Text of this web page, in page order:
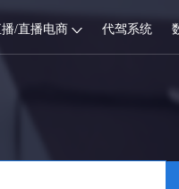
/直播电商 代驾系统